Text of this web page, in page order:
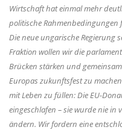
Wirtschaft hat einmal mehr
politische Rahmenbedingungen
Die neue ungarische Regierung
Fraktion wollen wir die
Brücken stärken und
Europas zukunftsfest zu
mit Leben zu füllen: Die EU-
eingeschlafen – sie wurde nie in
ändern. Wir fordern eine